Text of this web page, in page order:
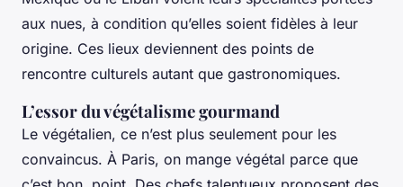
aux nues, à condition qu’elles soient fidèles à leur
origine. Ces lieux deviennent des points de
rencontre culturels autant que gastronomiques.
L’essor du végétalisme gourmand
Le végétalien, ce n’est plus seulement pour les
convaincus. À Paris, on mange végétal parce que